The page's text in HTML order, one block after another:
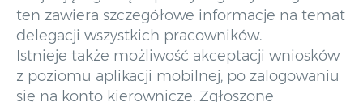
ten zawiera szczegółowe informacje na temat
delegacji wszystkich pracowników.
Istnieje także możliwość akceptacji wniosków
z poziomu aplikacji mobilnej, po zalogowaniu
się na konto kierownicze. Zgłoszone